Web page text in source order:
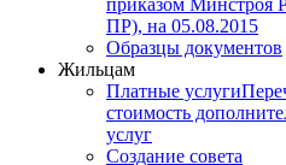
приказом
ПР), на 05.08.2015
Образцы документов
Жильцам
Платные услуги
стоимость
услуг
Создание совета